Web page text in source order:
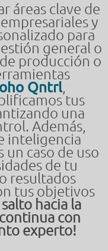
áreas clave de
y
para
general o
producción o
Qntrl,
tus
una
Además,
inteligencia
caso de uso
de tu
resultados
tus objetivos
salto hacia la
con
experto!